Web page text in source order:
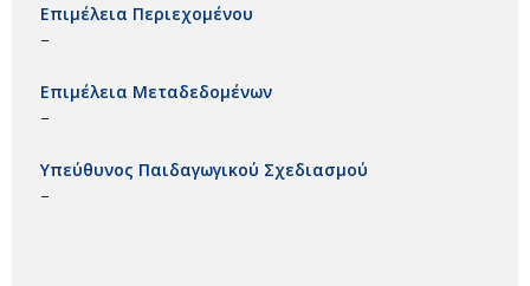
Επιμέλεια Περιεχομένου
–
Επιμέλεια Μεταδεδομένων
–
Υπεύθυνος Παιδαγωγικού Σχεδιασμού
–